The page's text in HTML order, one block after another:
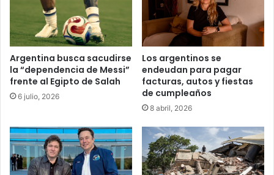
Argentina busca sacudirse
la “dependencia de Messi”
frente al Egipto de Salah
6 julio, 2026
Los argentinos se
endeudan para pagar
facturas, autos y fiestas
de cumpleaños
8 abril, 2026